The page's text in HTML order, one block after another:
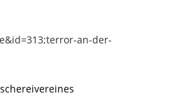
an-der-